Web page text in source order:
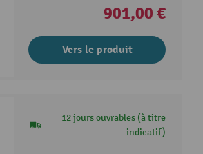
901,00 €
Vers le produit
12 jours ouvrables (à titre
indicatif)